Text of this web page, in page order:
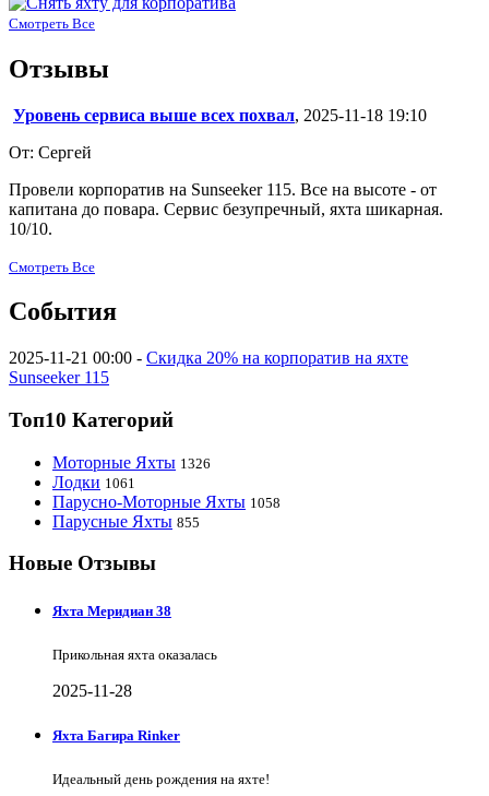
Смотреть Все
Отзывы
Уровень сервиса выше всех похвал, 2025-11-18 19:10
От: Сергей
Провели корпоратив на Sunseeker 115. Все на высоте - от
капитана до повара. Сервис безупречный, яхта шикарная.
10/10.
Смотреть Все
События
2025-11-21 00:00 - Скидка 20% на корпоратив на яхте
Sunseeker 115
Топ10 Категорий
Моторные Яхты 1326
Лодки 1061
Парусно-Моторные Яхты 1058
Парусные Яхты 855
Новые Отзывы
Яхта Меридиан 38
Прикольная яхта оказалась
2025-11-28
Яхта Багира Rinker
Идеальный день рождения на яхте!